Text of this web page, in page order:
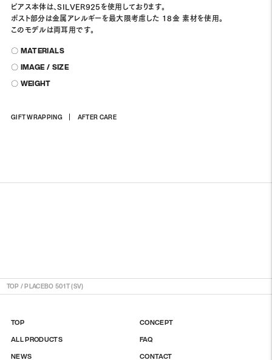
ピアス本体は、SILVER925を使用しております。
ポスト部分は金属アレルギーを最大限考慮した 18金 素材を使用。
このモデルは両耳用です。
〇 MATERIALS
〇 IMAGE / SIZE
〇 WEIGHT
GIFT WRAPPING AFTER CARE
商
TOP /PLACEBO 501T (SV)
TOP
ALL PRODUCTS
NEWS
CONCEPT
FAQ
CONTACT